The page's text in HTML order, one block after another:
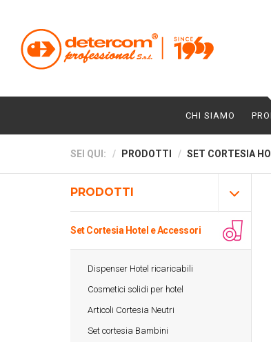
CHI SIAMO
SEI QUI: PRODOTTI SET CORTESIA
PRODOTTI
Set Cortesia Hotel e Accessori
Dispenser Hotel ricaricabili
Cosmetici solidi per hotel
Articoli Cortesia Neutri
Set cortesia Bambini